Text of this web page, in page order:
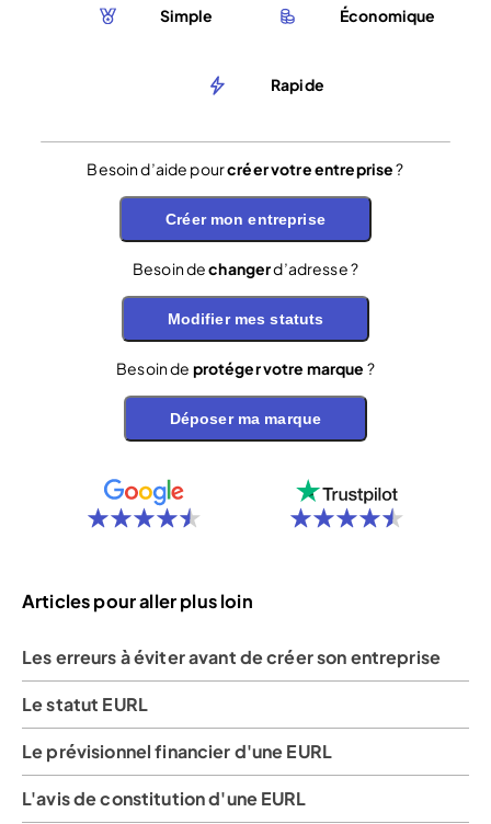
Simple Économique
Rapide
Besoin d’aide pourcréer votre entreprise?
Créer mon entreprise
Besoin dechangerd’adresse ?
Modifier mes statuts
Besoin de protéger votre marque ?
Déposer ma marque
Articles pour aller plus loin
Les erreurs à éviter avant de créer son entreprise
Le statut EURL
Le prévisionnel financier d'une EURL
L'avis de constitution d'une EURL